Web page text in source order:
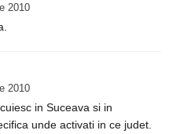
2010
2010
in Suceava si in
unde activati in ce judet.